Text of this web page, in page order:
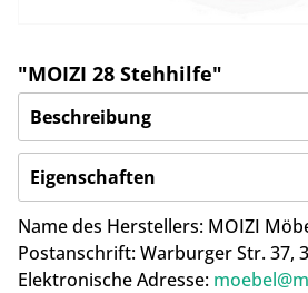
"MOIZI 28 Stehhilfe"
Beschreibung
Eigenschaften
Name des Herstellers: MOIZI
Postanschrift: Warburger Str. 37,
Elektronische Adresse: